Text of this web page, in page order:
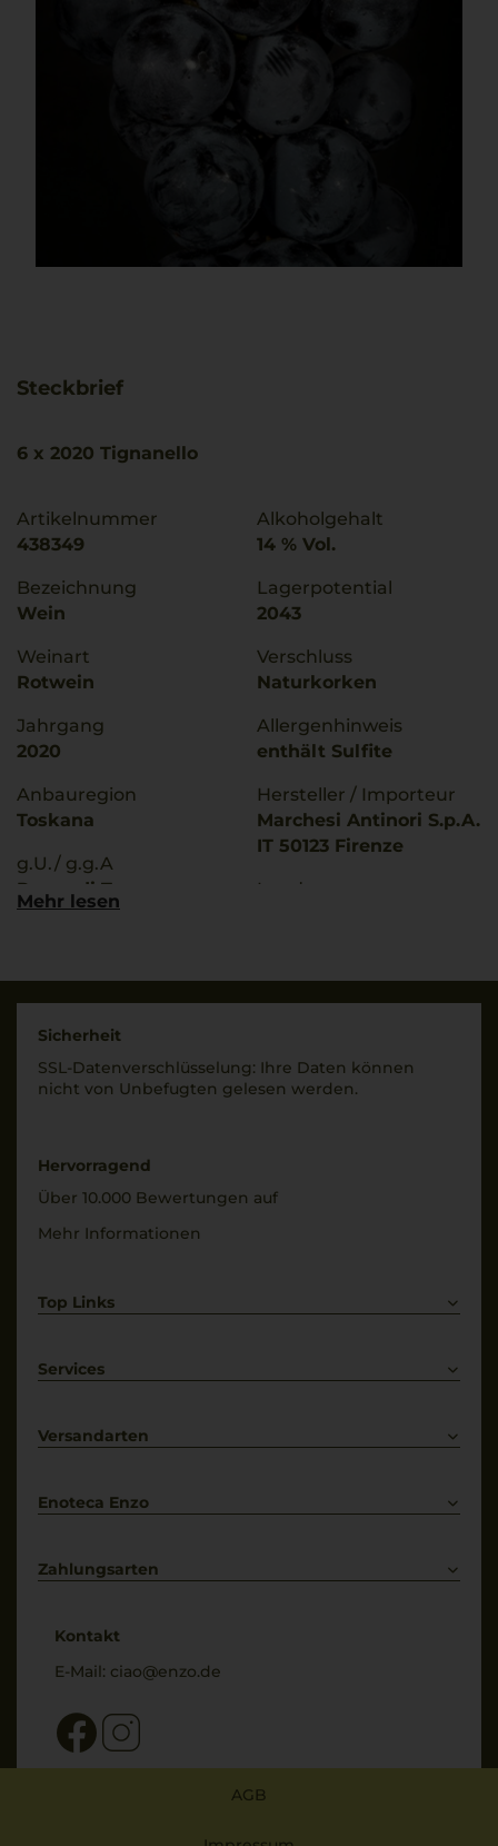
Steckbrief
6 x 2020 Tignanello
Artikelnummer
438349
Bezeichnung
Wein
Weinart
Rotwein
Jahrgang
2020
Anbauregion
Toskana
g.U./ g.g.A
Rosso di Toscana
15% Cabernet
Sauvignon
5% Cabernet Franc
Trinktemperatur
Alkoholgehalt
14 % Vol.
Lagerpotential
2043
Verschluss
Naturkorken
Allergenhinweis
enthält Sulfite
Hersteller / Importeur
Marchesi Antinori S.p.A.
IT 50123 Firenze
Land
0,75 L
Mehr lesen
Sicherheit
SSL-Daten­verschlüs­selung: Ihre Daten können
nicht von Unbe­fugten gelesen werden.
Hervorragend
Über 10.000 Bewertungen auf
Mehr Informationen
Top Links
Weißwein
Services
Kontakt
Versandarten
Enoteca Enzo
Bewertungs-Richtlinien
Zahlungsarten
Kontakt
E-Mail: ciao@enzo.de
AGB